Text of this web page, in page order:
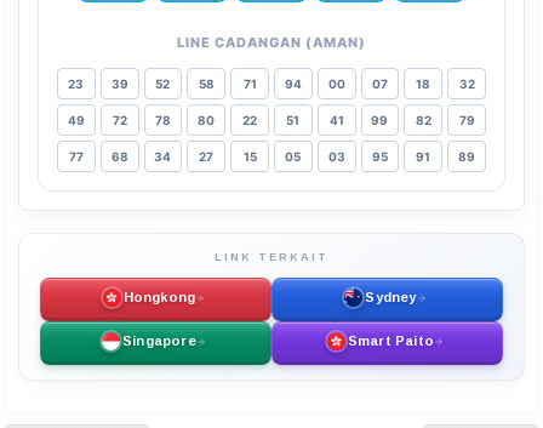
LINE CADANGAN (AMAN)
23 39 52 58 71 94 00 07 18 32
49 72 78 80 22 51 41 99 82 79
77 68 34 27 15 05 03 95 91 89
LINK TERKAIT
Hongkong Sydney
Singapore Smart Paito